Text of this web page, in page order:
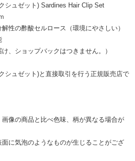
シュゼット) Sardines Hair Clip Set
性の酢酸セルロース（環境にやさしい）
、ショップバックはつきません。）
シュゼット)と直接取引を行う正規販売店で
像の商品と比べ色味、柄が異なる場合が
に気泡のようなものが生じることがござ